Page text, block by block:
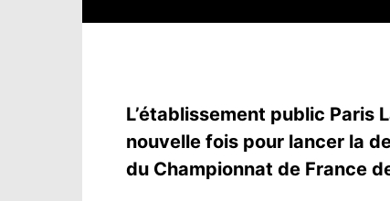
L’établissement public Paris
nouvelle fois pour lancer la
du Championnat de France